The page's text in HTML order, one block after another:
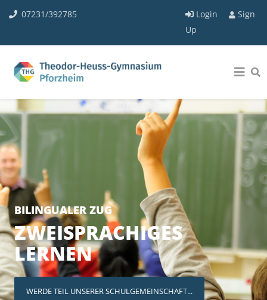
07231/392785 Login
Sign
Up
BILINGUALER ZUG
ZWEISPRACHIGES
LERNEN
WERDE TEIL UNSERER SCHULGEMEINSCHAFT...